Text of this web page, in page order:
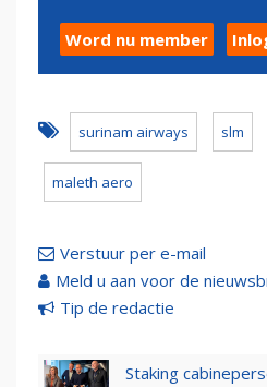
Word nu member
surinam airways slm
maleth aero
Verstuur per e-mail
Meld u aan voor de
Tip de redactie
Staking